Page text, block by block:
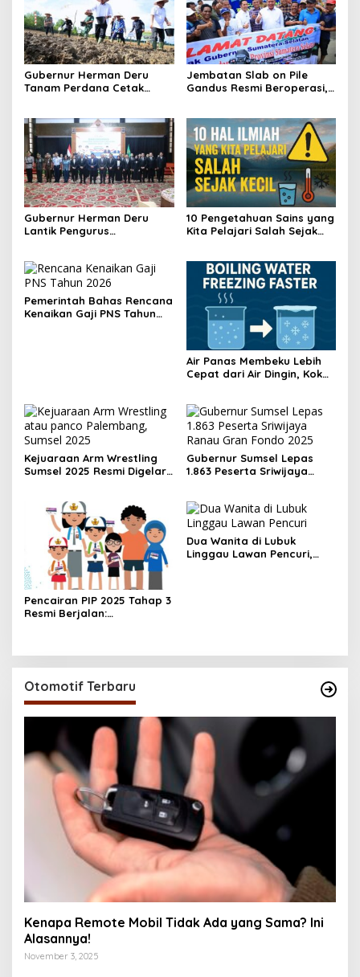
Gubernur Herman Deru
Tanam Perdana Cetak
Sumsel Naik 700 Ribu Ton
Jembatan Slab on Pile
Gandus Resmi Beroperasi,
Gubernur Herman Deru
Lantik Pengurus
Cek Fakta”
10 Pengetahuan Sains yang
Kita Pelajari Salah Sejak
Pemerintah Bahas Rencana
Kenaikan Gaji PNS Tahun
Air Panas Membeku Lebih
Cepat dari Air Dingin, Kok
Kejuaraan Arm Wrestling
Sumsel 2025 Resmi Digelar,
Gubernur Sumsel Lepas
1.863 Peserta Sriwijaya
OKU Selatan
Pencairan PIP 2025 Tahap 3
Resmi Berjalan:
Desember
Dua Wanita di Lubuk
Linggau Lawan Pencuri,
Otomotif Terbaru
Kenapa Remote Mobil Tidak Ada yang Sama? Ini
Alasannya!
November 3, 2025